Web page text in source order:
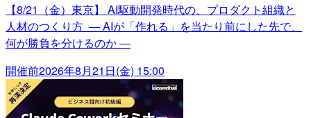
【8/21（金）東京】 AI駆動開発時代の、プロダクト組織と
人材のつくり方 ― AIが「作れる」を当たり前にした先で、
何が勝負を分けるのか ―
開催前2026年8月21日(金) 15:00